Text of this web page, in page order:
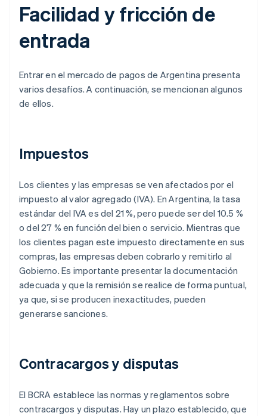
Facilidad y fricción de
entrada
Entrar en el mercado de pagos de Argentina presenta
varios desafíos. A continuación, se mencionan algunos
de ellos.
Impuestos
Los clientes y las empresas se ven afectados por el
impuesto al valor agregado (IVA). En Argentina, la tasa
estándar del IVA es del 21 %, pero puede ser del 10.5 %
o del 27 % en función del bien o servicio. Mientras que
los clientes pagan este impuesto directamente en sus
compras, las empresas deben cobrarlo y remitirlo al
Gobierno. Es importante presentar la documentación
adecuada y que la remisión se realice de forma puntual,
ya que, si se producen inexactitudes, pueden
generarse sanciones.
Contracargos y disputas
El BCRA establece las normas y reglamentos sobre
contracargos y disputas. Hay un plazo establecido, que